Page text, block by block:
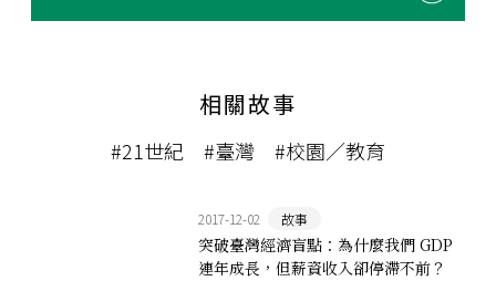
相關故事
#21世紀 #臺灣 #校園／教育
2017-12-02 故事
突破臺灣經濟盲點：為什麼我們 GDP
連年成長，但薪資收入卻停滯不前？